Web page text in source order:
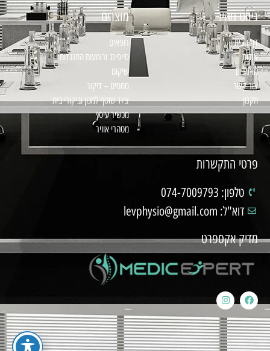
ניווט מהיר
דף הבית
אודות
מאמרים
צור קשר
תקנון
מוצרים
רופאים
טייפינג ורצועות התנגדות
שיקום
מחטים – דיקור
ציוד שוטף למכון וביקורי בית
מכשיר עיסוי
מטהרי אוויר
פרטי התקשרות
טלפון: 074-7009793
דוא"ל: levphysio@gmail.com
מדיק אקספרט